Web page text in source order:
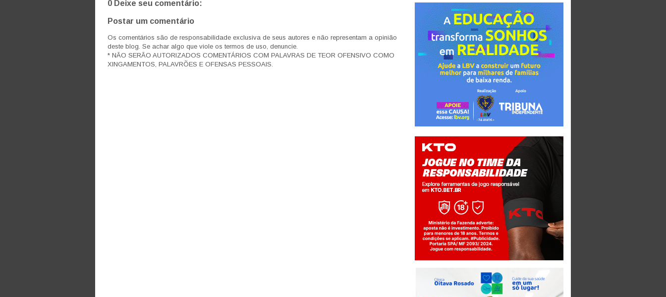
0 Deixe seu comentário:
Postar um comentário
Os comentários são de responsabilidade exclusiva de seus autores e não representam a opinião
deste blog. Se achar algo que viole os termos de uso, denuncie.
* NÃO SERÃO AUTORIZADOS COMENTÁRIOS COM PALAVRAS DE TEOR OFENSIVO COMO
XINGAMENTOS, PALAVRÕES E OFENSAS PESSOAIS.
Jogue com responsabilidade. 18+